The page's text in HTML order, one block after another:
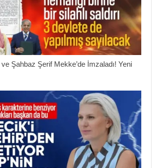
Şahbaz Şerif Mekke’de İmzaladı! Yeni